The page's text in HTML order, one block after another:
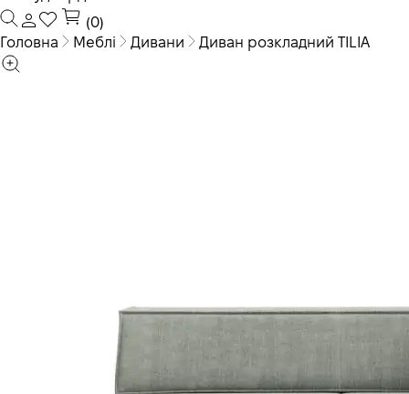
(0)
Головна
Меблі Дивани Диван розкладний TILIA